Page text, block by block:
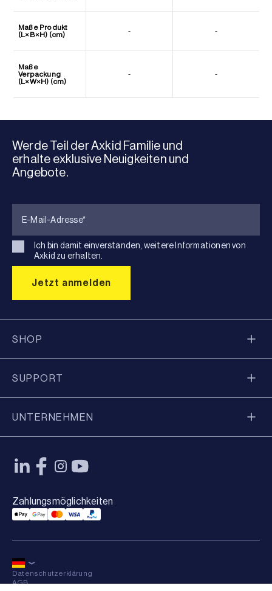
Maße Produkt
(L×B×H) (cm)
- -
Maße
Verpackung
(L×W×H) (cm)
- -
Werde Teil der Axkid Familie und
erhalte exklusive Neuigkeiten und
Angebote.
Ich bin damit einverstanden, weitere Informationen von
Axkid zu erhalten.
SHOP
SUPPORT
UNTERNEHMEN
Zahlungsmöglichkeiten
Applepay Payment
Googlepay Payment
Mastercard Payment
Visa Payment
Paypal Payment
Datenschutzerklärung
AGB